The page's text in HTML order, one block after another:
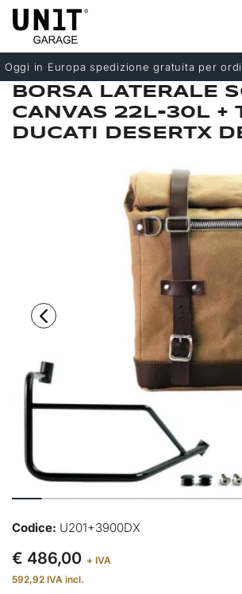
Oggi in Europa spedizione gratuita per
BORSA LATERALE
CANVAS 22L-30L +
DUCATI DESERTX
Codice: U201+3900DX
€ 486,00 + IVA
592,92 IVA incl.